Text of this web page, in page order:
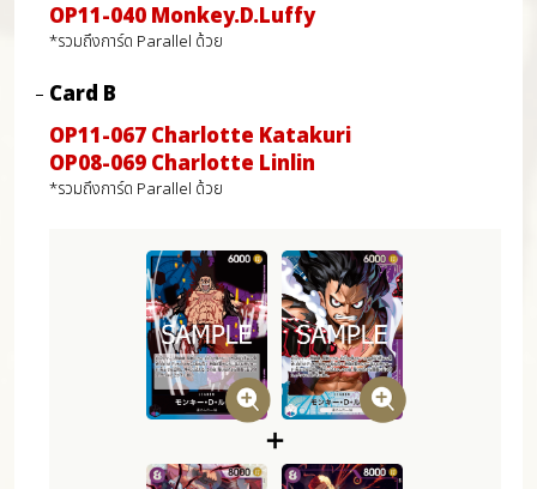
OP11-040 Monkey.D.Luffy
*รวมถึงการ์ด Parallel ด้วย
Card B
OP11-067 Charlotte Katakuri
OP08-069 Charlotte Linlin
*รวมถึงการ์ด Parallel ด้วย
＋